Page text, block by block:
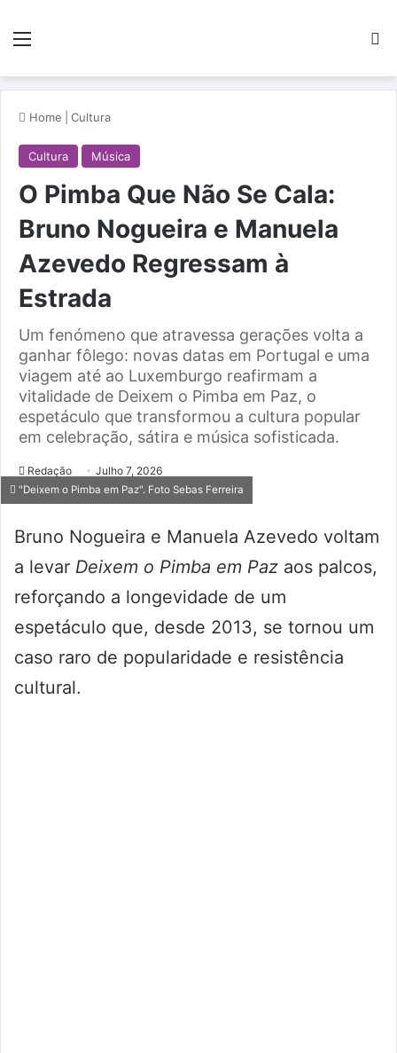
Menu
Home Cultura
Cultura Música
O Pimba Que Não Se Cala:
Bruno Nogueira e Manuela
Azevedo Regressam à
Estrada
Um fenómeno que atravessa gerações volta a
ganhar fôlego: novas datas em Portugal e uma
viagem até ao Luxemburgo reafirmam a
vitalidade de Deixem o Pimba em Paz, o
espetáculo que transformou a cultura popular
em celebração, sátira e música sofisticada.
Redação Julho 7, 2026
"Deixem o Pimba em Paz". Foto Sebas Ferreira
Bruno Nogueira e Manuela Azevedo voltam
a levar Deixem o Pimba em Paz aos palcos,
reforçando a longevidade de um
espetáculo que, desde 2013, se tornou um
caso raro de popularidade e resistência
cultural.